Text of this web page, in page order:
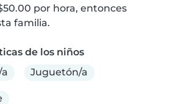
por hora, entonces
familia.
de los niños
Juguetón/a